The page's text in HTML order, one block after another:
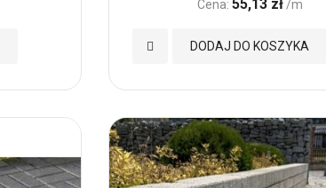
Cena: 55,13 zł /m
DODAJ DO KOSZYKA
Dodaj
Ulubionych